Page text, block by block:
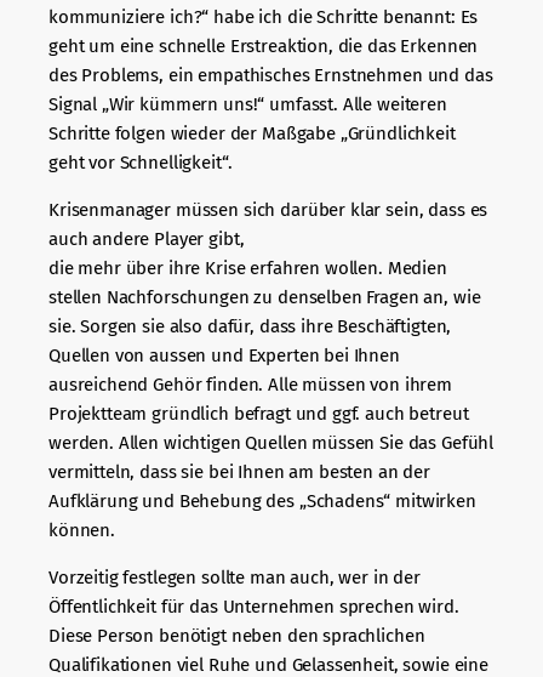
kommuniziere ich?“ habe ich die Schritte benannt: Es
geht um eine schnelle Erstreaktion, die das Erkennen
des Problems, ein empathisches Ernstnehmen und das
Signal „Wir kümmern uns!“ umfasst. Alle weiteren
Schritte folgen wieder der Maßgabe „Gründlichkeit
geht vor Schnelligkeit“.
Krisenmanager müssen sich darüber klar sein, dass es
auch andere Player gibt,
die mehr über ihre Krise erfahren wollen. Medien
stellen Nachforschungen zu denselben Fragen an, wie
sie. Sorgen sie also dafür, dass ihre Beschäftigten,
Quellen von aussen und Experten bei Ihnen
ausreichend Gehör finden. Alle müssen von ihrem
Projektteam gründlich befragt und ggf. auch betreut
werden. Allen wichtigen Quellen müssen Sie das Gefühl
vermitteln, dass sie bei Ihnen am besten an der
Aufklärung und Behebung des „Schadens“ mitwirken
können.
Vorzeitig festlegen sollte man auch, wer in der
Öffentlichkeit für das Unternehmen sprechen wird.
Diese Person benötigt neben den sprachlichen
Qualifikationen viel Ruhe und Gelassenheit, sowie eine